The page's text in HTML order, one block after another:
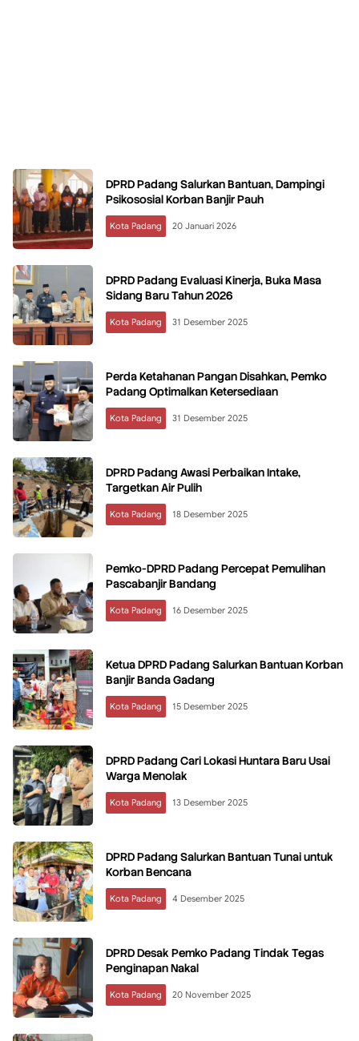
DPRD Padang Salurkan Bantuan, Dampingi
Psikososial Korban Banjir Pauh
Kota Padang 20 Januari 2026
DPRD Padang Evaluasi Kinerja, Buka Masa
Sidang Baru Tahun 2026
Kota Padang 31 Desember 2025
Perda Ketahanan Pangan Disahkan, Pemko
Padang Optimalkan Ketersediaan
Kota Padang 31 Desember 2025
DPRD Padang Awasi Perbaikan Intake,
Targetkan Air Pulih
Kota Padang 18 Desember 2025
Pemko-DPRD Padang Percepat Pemulihan
Pascabanjir Bandang
Kota Padang 16 Desember 2025
Ketua DPRD Padang Salurkan Bantuan Korban
Banjir Banda Gadang
Kota Padang 15 Desember 2025
DPRD Padang Cari Lokasi Huntara Baru Usai
Warga Menolak
Kota Padang 13 Desember 2025
DPRD Padang Salurkan Bantuan Tunai untuk
Korban Bencana
Kota Padang 4 Desember 2025
DPRD Desak Pemko Padang Tindak Tegas
Penginapan Nakal
Kota Padang 20 November 2025